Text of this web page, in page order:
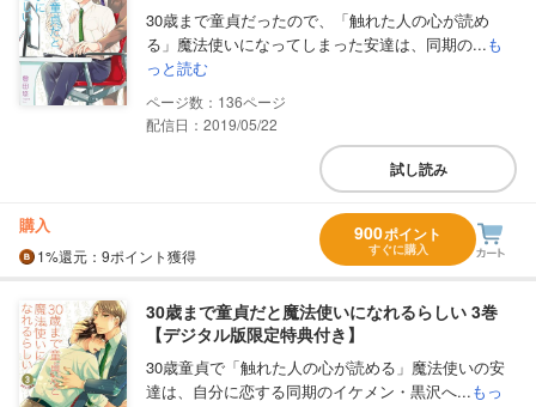
30歳まで童貞だったので、「触れた人の心が読め
る」魔法使いになってしまった安達は、同期の...も
っと読む
136
配信日：2019/05/22
試し読み
購入
1%還元 ：9ポイント獲得
900ポイント
すぐに購入
30歳まで童貞だと魔法使いになれるらしい 3巻
【デジタル版限定特典付き】
30歳童貞で「触れた人の心が読める」魔法使いの安
達は、自分に恋する同期のイケメン・黒沢へ...もっ